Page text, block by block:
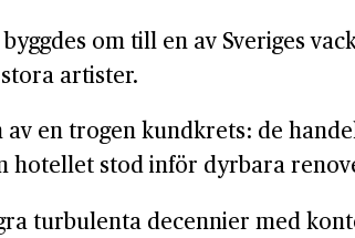
om till en av Sveriges
artister.
en trogen kundkrets: de
stod inför dyrbara
turbulenta decennier med